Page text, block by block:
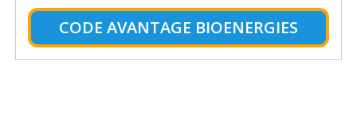
CODE AVANTAGE BIOENERGIES